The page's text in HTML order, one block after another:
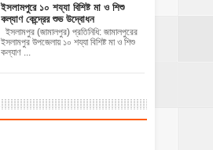
ইসলামপুরে ১০ শয্যা বিশিষ্ট মা ও শিশু
কল্যাণ কেন্দ্রের শুভ উদ্বোধন
ইসলামপুর (জামালপুর) প্রতিনিধি: জামালপুরের
ইসলামপুর উপজেলায় ১০ শয্যা বিশিষ্ট মা ও শিশু
কল্যাণ ...